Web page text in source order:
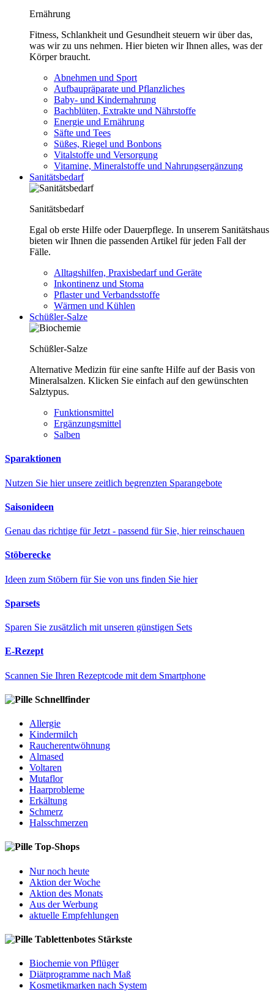
Ernährung
Fitness, Schlankheit und Gesundheit steuern wir über das,
was wir zu uns nehmen. Hier bieten wir Ihnen alles, was der
Körper braucht.
Abnehmen und Sport
Aufbaupräparate und Pflanzliches
Baby- und Kindernahrung
Bachblüten, Extrakte und Nährstoffe
Energie und Ernährung
Säfte und Tees
Süßes, Riegel und Bonbons
Vitalstoffe und Versorgung
Vitamine, Mineralstoffe und Nahrungsergänzung
Sanitätsbedarf
Sanitätsbedarf
Egal ob erste Hilfe oder Dauerpflege. In unserem Sanitätshaus
bieten wir Ihnen die passenden Artikel für jeden Fall der
Fälle.
Alltagshilfen, Praxisbedarf und Geräte
Inkontinenz und Stoma
Pflaster und Verbandsstoffe
Wärmen und Kühlen
Schüßler-Salze
Schüßler-Salze
Alternative Medizin für eine sanfte Hilfe auf der Basis von
Mineralsalzen. Klicken Sie einfach auf den gewünschten
Salztypus.
Funktionsmittel
Ergänzungsmittel
Salben
Sparaktionen
Nutzen Sie hier unsere zeitlich begrenzten Sparangebote
Saisonideen
Genau das richtige für Jetzt - passend für Sie, hier reinschauen
Stöberecke
Ideen zum Stöbern für Sie von uns finden Sie hier
Sparsets
Sparen Sie zusätzlich mit unseren günstigen Sets
E-Rezept
Scannen Sie Ihren Rezeptcode mit dem Smartphone
Schnellfinder
Allergie
Kindermilch
Raucherentwöhnung
Almased
Voltaren
Mutaflor
Haarprobleme
Erkältung
Schmerz
Halsschmerzen
Top-Shops
Nur noch heute
Aktion der Woche
Aktion des Monats
Aus der Werbung
aktuelle Empfehlungen
Tablettenbotes Stärkste
Biochemie von Pflüger
Diätprogramme nach Maß
Kosmetikmarken nach System